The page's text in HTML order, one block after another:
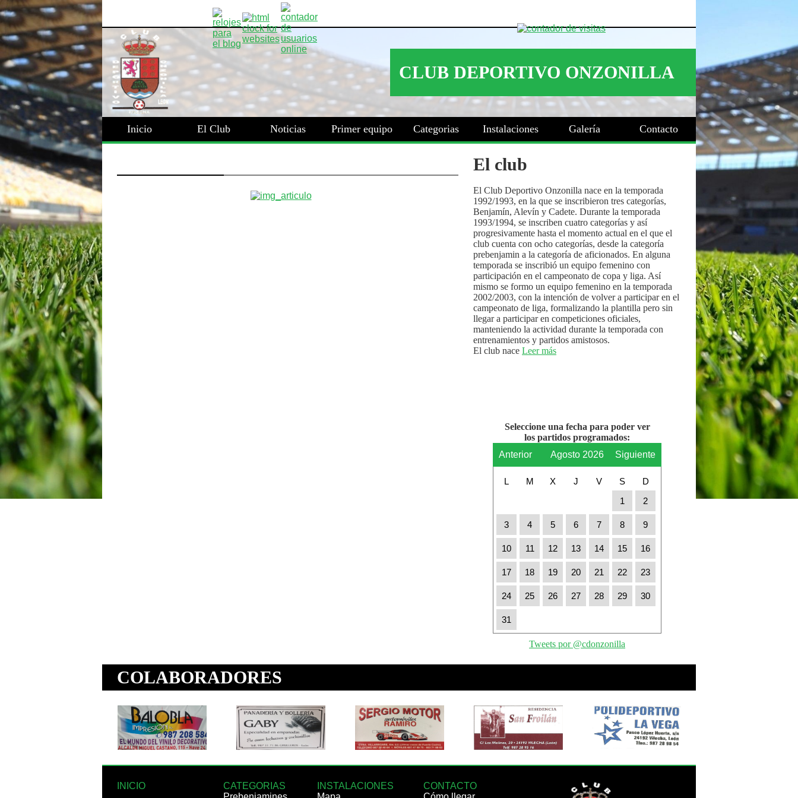
Inicio El Club Noticias Primer equipo Categorias Instalaciones Galería Contacto
El club
El Club Deportivo Onzonilla nace en la temporada
1992/1993, en la que se inscribieron tres categorías,
Benjamín, Alevín y Cadete. Durante la temporada
1993/1994, se inscriben cuatro categorías y así
progresivamente hasta el momento actual en el que el
club cuenta con ocho categorías, desde la categoría
prebenjamin a la categoría de aficionados. En alguna
temporada se inscribió un equipo femenino con
participación en el campeonato de copa y liga. Así
mismo se formo un equipo femenino en la temporada
2002/2003, con la intención de volver a participar en el
campeonato de liga, formalizando la plantilla pero sin
llegar a participar en competiciones oficiales,
manteniendo la actividad durante la temporada con
entrenamientos y partidos amistosos.
El club nace Leer más
Seleccione una fecha para poder ver
los partidos programados:
Anterior
Agosto 2026 Siguiente
L M X J V S
D
1
2
3 4 5 6 7 8 9
10 11 12 13 14 15 16
17 18 19 20 21 22 23
24 25 26 27 28 29 30
31
Tweets por @cdonzonilla
INICIO
CATEGORIAS
INSTALACIONES
CONTACTO